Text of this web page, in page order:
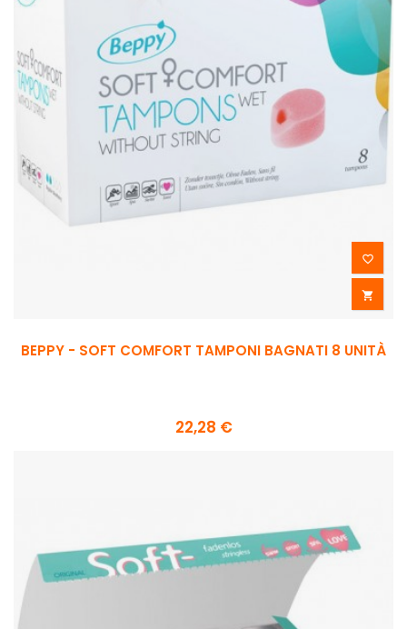


BEPPY - SOFT COMFORT TAMPONI BAGNATI 8 UNITÀ
22,28 €